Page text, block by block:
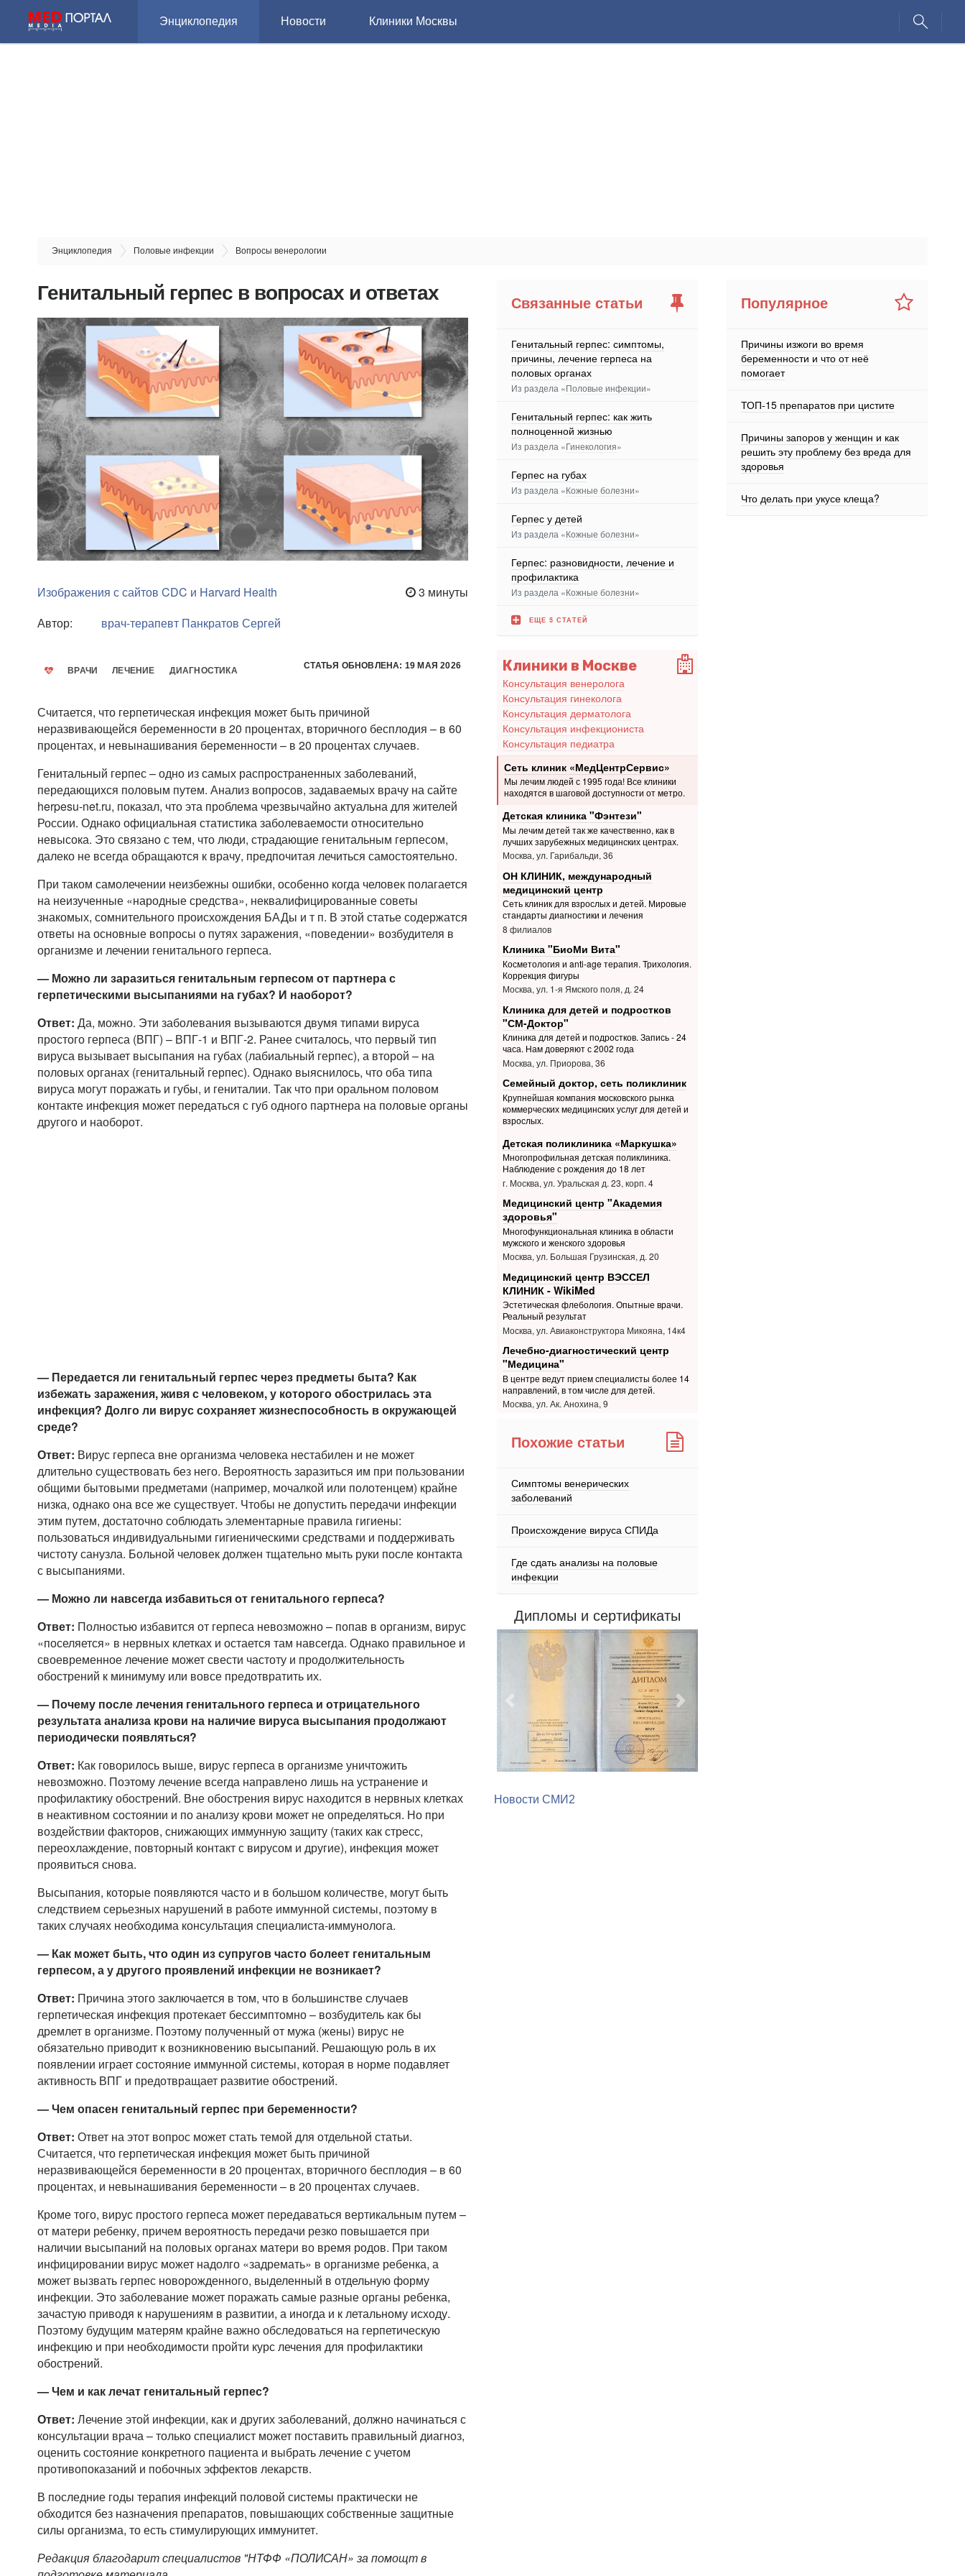
Энциклопедия Новости Клиники Москвы
Энциклопедия Половые инфекции Вопросы венерологии
Генитальный герпес в вопросах и ответах
Изображения с сайтов CDC и Harvard Health
3 минуты
Автор:
врач-терапевт Панкратов Сергей
ВРАЧИ ЛЕЧЕНИЕ ДИАГНОСТИКА СТАТЬЯ ОБНОВЛЕНА: 19 МАЯ 2026
Считается, что герпетическая инфекция может быть причиной
неразвивающейся беременности в 20 процентах, вторичного бесплодия – в 60
процентах, и невынашивания беременности – в 20 процентах случаев.
Генитальный герпес – одно из самых распространенных заболеваний,
передающихся половым путем. Анализ вопросов, задаваемых врачу на сайте
herpesu-net.ru, показал, что эта проблема чрезвычайно актуальна для жителей
России. Однако официальная статистика заболеваемости относительно
невысока. Это связано с тем, что люди, страдающие генитальным герпесом,
далеко не всегда обращаются к врачу, предпочитая лечиться самостоятельно.
При таком самолечении неизбежны ошибки, особенно когда человек полагается
на неизученные «народные средства», неквалифицированные советы
знакомых, сомнительного происхождения БАДы и т п. В этой статье содержатся
ответы на основные вопросы о путях заражения, «поведении» возбудителя в
организме и лечении генитального герпеса.
— Можно ли заразиться генитальным герпесом от партнера с
герпетическими высыпаниями на губах? И наоборот?
Ответ: Да, можно. Эти заболевания вызываются двумя типами вируса
простого герпеса (ВПГ) – ВПГ-1 и ВПГ-2. Ранее считалось, что первый тип
вируса вызывает высыпания на губах (лабиальный герпес), а второй – на
половых органах (генитальный герпес). Однако выяснилось, что оба типа
вируса могут поражать и губы, и гениталии. Так что при оральном половом
контакте инфекция может передаться с губ одного партнера на половые органы
другого и наоборот.
— Передается ли генитальный герпес через предметы быта? Как
избежать заражения, живя с человеком, у которого обострилась эта
инфекция? Долго ли вирус сохраняет жизнеспособность в окружающей
среде?
Ответ: Вирус герпеса вне организма человека нестабилен и не может
длительно существовать без него. Вероятность заразиться им при пользовании
общими бытовыми предметами (например, мочалкой или полотенцем) крайне
низка, однако она все же существует. Чтобы не допустить передачи инфекции
этим путем, достаточно соблюдать элементарные правила гигиены:
пользоваться индивидуальными гигиеническими средствами и поддерживать
чистоту санузла. Больной человек должен тщательно мыть руки после контакта
с высыпаниями.
— Можно ли навсегда избавиться от генитального герпеса?
Ответ: Полностью избавится от герпеса невозможно – попав в организм, вирус
«поселяется» в нервных клетках и остается там навсегда. Однако правильное и
своевременное лечение может свести частоту и продолжительность
обострений к минимуму или вовсе предотвратить их.
— Почему после лечения генитального герпеса и отрицательного
результата анализа крови на наличие вируса высыпания продолжают
периодически появляться?
Ответ: Как говорилось выше, вирус герпеса в организме уничтожить
невозможно. Поэтому лечение всегда направлено лишь на устранение и
профилактику обострений. Вне обострения вирус находится в нервных клетках
в неактивном состоянии и по анализу крови может не определяться. Но при
воздействии факторов, снижающих иммунную защиту (таких как стресс,
переохлаждение, повторный контакт с вирусом и другие), инфекция может
проявиться снова.
Высыпания, которые появляются часто и в большом количестве, могут быть
следствием серьезных нарушений в работе иммунной системы, поэтому в
таких случаях необходима консультация специалиста-иммунолога.
— Как может быть, что один из супругов часто болеет генитальным
герпесом, а у другого проявлений инфекции не возникает?
Ответ: Причина этого заключается в том, что в большинстве случаев
герпетическая инфекция протекает бессимптомно – возбудитель как бы
дремлет в организме. Поэтому полученный от мужа (жены) вирус не
обязательно приводит к возникновению высыпаний. Решающую роль в их
появлении играет состояние иммунной системы, которая в норме подавляет
активность ВПГ и предотвращает развитие обострений.
— Чем опасен генитальный герпес при беременности?
Ответ: Ответ на этот вопрос может стать темой для отдельной статьи.
Считается, что герпетическая инфекция может быть причиной
неразвивающейся беременности в 20 процентах, вторичного бесплодия – в 60
процентах, и невынашивания беременности – в 20 процентах случаев.
Кроме того, вирус простого герпеса может передаваться вертикальным путем –
от матери ребенку, причем вероятность передачи резко повышается при
наличии высыпаний на половых органах матери во время родов. При таком
инфицировании вирус может надолго «задремать» в организме ребенка, а
может вызвать герпес новорожденного, выделенный в отдельную форму
инфекции. Это заболевание может поражать самые разные органы ребенка,
зачастую приводя к нарушениям в развитии, а иногда и к летальному исходу.
Поэтому будущим матерям крайне важно обследоваться на герпетическую
инфекцию и при необходимости пройти курс лечения для профилактики
обострений.
— Чем и как лечат генитальный герпес?
Ответ: Лечение этой инфекции, как и других заболеваний, должно начинаться с
консультации врача – только специалист может поставить правильный диагноз,
оценить состояние конкретного пациента и выбрать лечение с учетом
противопоказаний и побочных эффектов лекарств.
В последние годы терапия инфекций половой системы практически не
обходится без назначения препаратов, повышающих собственные защитные
силы организма, то есть стимулирующих иммунитет.
Редакция благодарит специалистов "НТФФ «ПОЛИСАН» за помощт в
Связанные статьи
Генитальный герпес: симптомы,
причины, лечение герпеса на
половых органах
Из раздела «Половые инфекции»
Генитальный герпес: как жить
полноценной жизнью
Из раздела «Гинекология»
Герпес на губах
Из раздела «Кожные болезни»
Герпес у детей
Из раздела «Кожные болезни»
Герпес: разновидности, лечение и
профилактика
Из раздела «Кожные болезни»
ЕЩЕ 5 СТАТЕЙ
Клиники в Москве
Консультация венеролога
Консультация гинеколога
Консультация дерматолога
Консультация инфекциониста
Консультация педиатра
Сеть клиник «МедЦентрСервис»
Мы лечим людей с 1995 года! Все клиники
находятся в шаговой доступности от метро.
Детская клиника "Фэнтези"
Мы лечим детей так же качественно, как в
лучших зарубежных медицинских центрах.
Москва, ул. Гарибальди, 36
ОН КЛИНИК, международный
медицинский центр
Сеть клиник для взрослых и детей. Мировые
стандарты диагностики и лечения
8 филиалов
Клиника "БиоМи Вита"
Косметология и anti-age терапия. Трихология.
Коррекция фигуры
Москва, ул. 1-я Ямского поля, д. 24
Клиника для детей и подростков
"СМ-Доктор"
Клиника для детей и подростков. Запись - 24
часа. Нам доверяют с 2002 года
Москва, ул. Приорова, 36
Семейный доктор, сеть поликлиник
Крупнейшая компания московского рынка
коммерческих медицинских услуг для детей и
взрослых.
Детская поликлиника «Маркушка»
Многопрофильная детская поликлиника.
Наблюдение с рождения до 18 лет
г. Москва, ул. Уральская д. 23, корп. 4
Медицинский центр "Академия
здоровья"
Многофункциональная клиника в области
мужского и женского здоровья
Москва, ул. Большая Грузинская, д. 20
Медицинский центр ВЭССЕЛ
КЛИНИК - WikiMed
Эстетическая флебология. Опытные врачи.
Реальный результат
Москва, ул. Авиаконструктора Микояна, 14к4
Лечебно-диагностический центр
"Медицина"
В центре ведут прием специалисты более 14
направлений, в том числе для детей.
Москва, ул. Ак. Анохина, 9
Похожие статьи
Симптомы венерических
заболеваний
Происхождение вируса СПИДа
Где сдать анализы на половые
инфекции
Дипломы и сертификаты
Следующий
Популярное
Причины изжоги во время
беременности и что от неё
помогает
ТОП-15 препаратов при цистите
Причины запоров у женщин и как
решить эту проблему без вреда для
здоровья
Что делать при укусе клеща?
Новости СМИ2